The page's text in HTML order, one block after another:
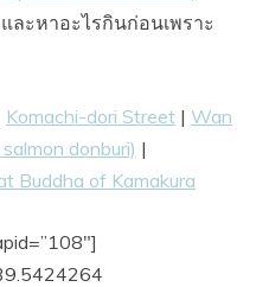
และหาอะไรกินก่อนเพราะ
Komachi-dori Street | Wan
donburi) |
Buddha of Kamakura